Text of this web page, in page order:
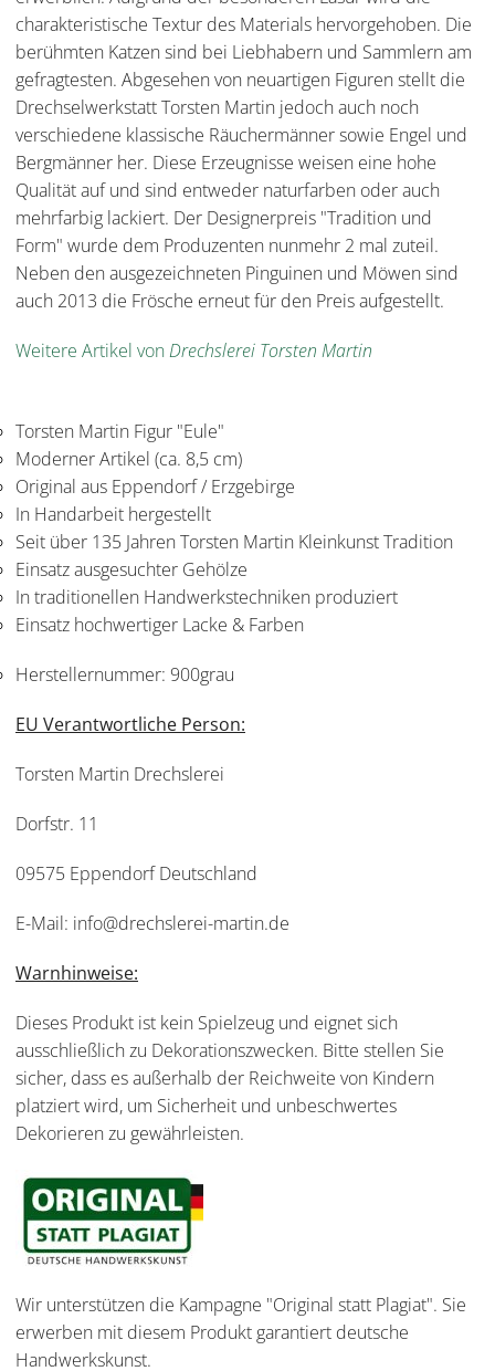
charakteristische Textur des Materials hervorgehoben. Die
berühmten Katzen sind bei Liebhabern und Sammlern am
gefragtesten. Abgesehen von neuartigen Figuren stellt die
Drechselwerkstatt Torsten Martin jedoch auch noch
verschiedene klassische Räuchermänner sowie Engel und
Bergmänner her. Diese Erzeugnisse weisen eine hohe
Qualität auf und sind entweder naturfarben oder auch
mehrfarbig lackiert. Der Designerpreis "Tradition und
Form" wurde dem Produzenten nunmehr 2 mal zuteil.
Neben den ausgezeichneten Pinguinen und Möwen sind
auch 2013 die Frösche erneut für den Preis aufgestellt.
Weitere Artikel vonDrechslerei Torsten Martin
Torsten Martin Figur "Eule"
Moderner Artikel (ca. 8,5 cm)
Original aus Eppendorf / Erzgebirge
In Handarbeit hergestellt
Seit über 135 Jahren Torsten Martin Kleinkunst Tradition
Einsatz ausgesuchter Gehölze
In traditionellen Handwerkstechniken produziert
Einsatz hochwertiger Lacke & Farben
Herstellernummer: 900grau
EU Verantwortliche Person:
Torsten Martin Drechslerei
Dorfstr. 11
09575 Eppendorf Deutschland
E-Mail: info@drechslerei-martin.de
Warnhinweise:
Dieses Produkt ist kein Spielzeug und eignet sich
ausschließlich zu Dekorationszwecken. Bitte stellen Sie
sicher, dass es außerhalb der Reichweite von Kindern
platziert wird, um Sicherheit und unbeschwertes
Dekorieren zu gewährleisten.
Wir unterstützen die Kampagne "Original statt Plagiat". Sie
erwerben mit diesem Produkt garantiert deutsche
Handwerkskunst.